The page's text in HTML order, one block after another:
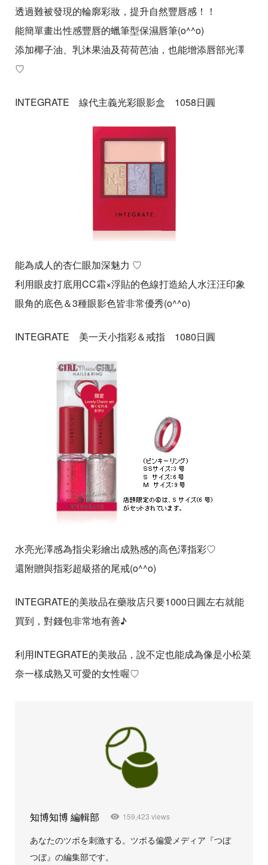
透過難被發現的輪廓彩妝，提升自然豐唇感！！
能簡單畫出性感豐唇的蠟筆型保濕唇筆(o^^o)
添加椰子油、乳沐果油及荷荷芭油，也能增添唇部光澤
♡
INTEGRATE 線代主義光彩眼影盒 1058日圓
能為成人的杏仁眼加深魅力 ♡
利用眼皮打底用CC霜×浮貼的色線打造給人水汪汪印象
眼角的底色＆3種眼影色皆非常優秀(o^^o)
INTEGRATE 美一天小指彩＆戒指 1080日圓
水亮光澤感為指尖彩繪出成熟感的高色澤指彩♡
還附贈與指彩超級搭的尾戒(o^^o)
INTEGRATE的美妝品在藥妝店只要1000日圓左右就能
買到，對錢包非常地有善♪
利用INTEGRATE的美妝品，說不定也能成為像是小松菜
奈一樣成熟又可愛的女性喔♡
知博知博 編輯部 159,423 views
あなたのツボを刺激する。ツボる偏愛メディア『つぼ
つぼ』の編集部です。